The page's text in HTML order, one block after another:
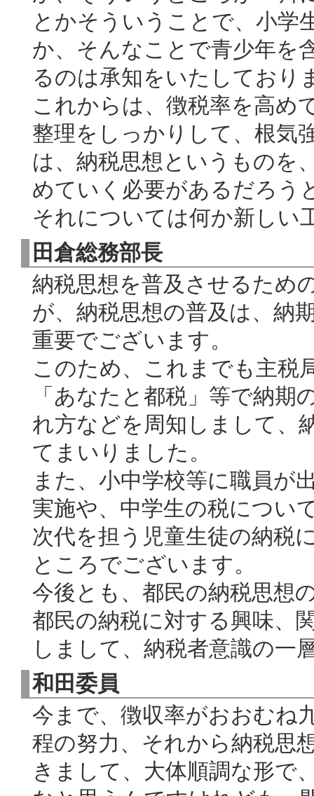
とかそういうことで、小学
か、そんなことで青少年を
るのは承知をいたしており
これからは、徴税率を高め
整理をしっかりして、根気
は、納税思想というものを
めていく必要があるだろう
それについては何か新しい
田倉総務部長
納税思想を普及させるため
が、納税思想の普及は、納
重要でございます。
このため、これまでも主税
「あなたと都税」等で納
れ方などを周知しまして、
てまいりました。
また、小中学校等に職員が
実施や、中学生の税につい
次代を担う児童生徒の納税
ところでございます。
今後とも、都民の納税思想
都民の納税に対する興味、
しまして、納税者意識の一
和田委員
今まで、徴収率がおおむね
程の努力、それから納税思
きまして、大体順調な形で